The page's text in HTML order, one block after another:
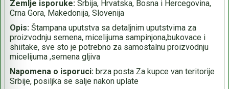
Zemlje isporuke: Srbija, Hrvatska, Bosna i Hercegovina,
Crna Gora, Makedonija, Slovenija
Opis: Štampana uputstva sa detaljnim uputstvima za
proizvodnju semena, micelijuma sampinjona,bukovace i
shiitake, sve sto je potrebno za samostalnu proizvodnju
micelijuma ,semena gljiva
Napomena o isporuci: brza posta Za kupce van teritorije
Srbije, posiljka se salje nakon uplate